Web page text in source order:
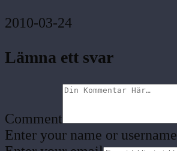
2010-03-24
Lämna ett svar
Comment
Enter your name or username